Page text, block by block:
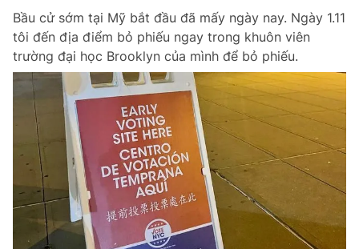
Bầu cử sớm tại Mỹ bắt đầu đã mấy ngày nay. Ngày 1.11
tôi đến địa điểm bỏ phiếu ngay trong khuôn viên
trường đại học Brooklyn của mình để bỏ phiếu.